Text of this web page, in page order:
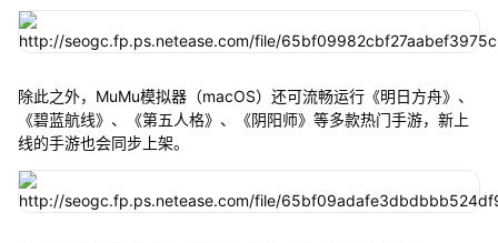
除此之外，MuMu模拟器（macOS）还可流畅运行《明日方舟》、
《碧蓝航线》、《第五人格》、《阴阳师》等多款热门手游，新上
线的手游也会同步上架。